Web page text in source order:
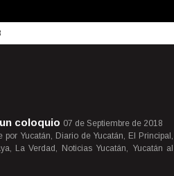
coloquio 07 de Septiembre de 2018
Yucatán, Diario de Yucatán, El Principal,
La Verdad, Noticias Yucatán, Yucatán al